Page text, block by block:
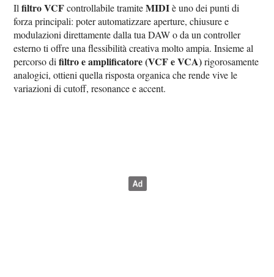
Ilfiltro VCFcontrollabile tramiteMIDIè uno dei punti di
forza principali: poter automatizzare aperture, chiusure e
modulazioni direttamente dalla tua DAW o da un controller
esterno ti offre una flessibilità creativa molto ampia. Insieme al
percorso difiltro e amplificatore (VCF e VCA)rigorosamente
analogici, ottieni quella risposta organica che rende vive le
variazioni di cutoff, resonance e accent.